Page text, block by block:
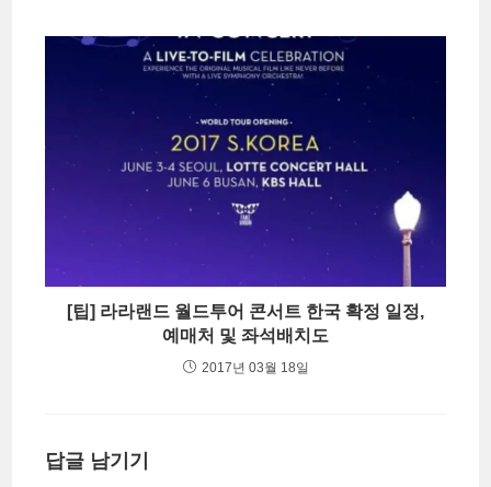
[팁] 라라랜드 월드투어 콘서트 한국 확정 일정,
예매처 및 좌석배치도
2017년 03월 18일
답글 남기기